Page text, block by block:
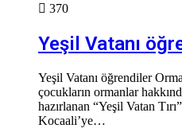
370
Yeşil Vatanı
Yeşil Vatanı öğrendiler
çocukların ormanlar
hazırlanan “Yeşil Vatan
Kocaali’ye…